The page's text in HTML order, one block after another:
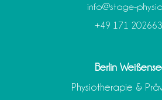
info@stage-
+49 171
Berlin
Physiotherapie &